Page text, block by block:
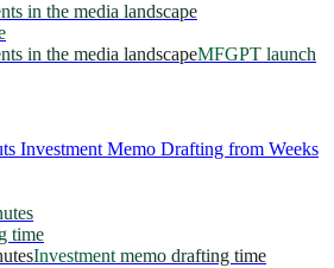
in the media landscape
in the media landscapeMFGPT launch
Investment Memo Drafting from Weeks
time
Investment memo drafting time